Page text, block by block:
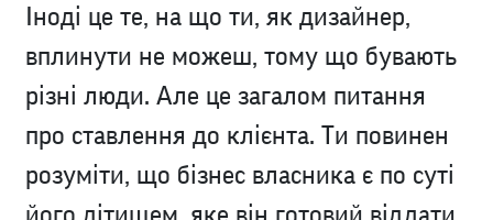
Іноді це те, на що ти, як дизайнер,
вплинути не можеш, тому що бувають
різні люди. Але це загалом питання
про ставлення до клієнта. Ти повинен
розуміти, що бізнес власника є по суті
його дітищем, яке він готовий віддати